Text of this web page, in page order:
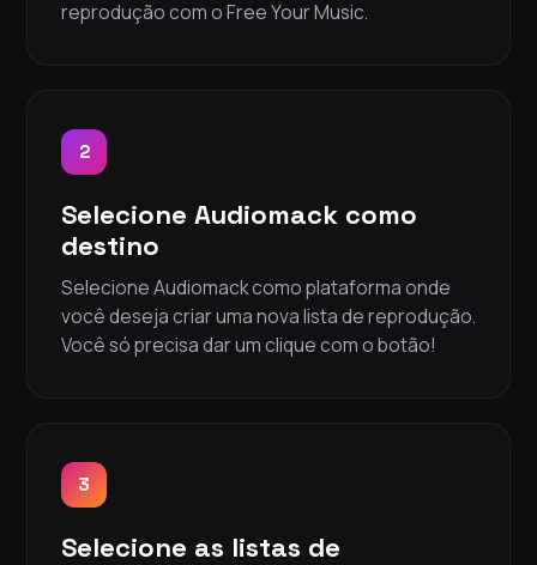
reprodução com o Free Your Music.
2
Selecione Audiomack como
destino
Selecione Audiomack como plataforma onde
você deseja criar uma nova lista de reprodução.
Você só precisa dar um clique com o botão!
3
Selecione as listas de